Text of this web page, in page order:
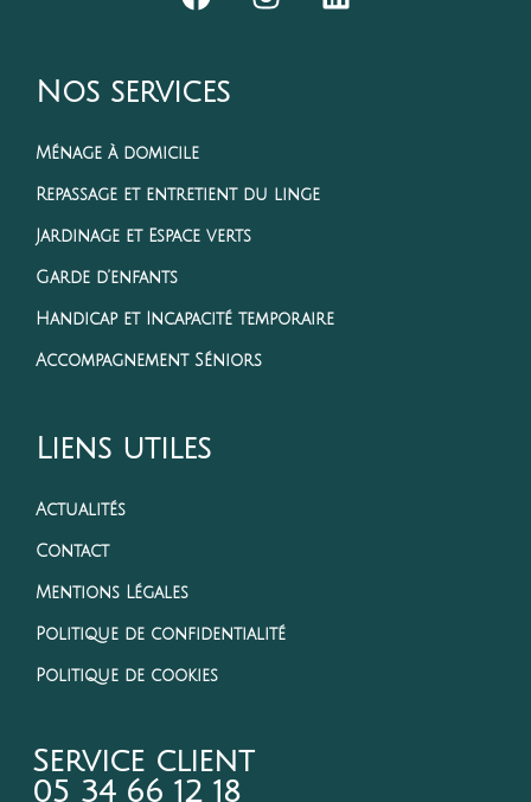
Nos services
Ménage à domicile
Repassage et entretient du linge
Jardinage et Espace verts
Garde d’enfants
Handicap et Incapacité temporaire
Accompagnement Séniors
Liens utiles
Actualités
Contact
Mentions Légales
Politique de confidentialité
Politique de cookies
Service client
05 34 66 12 18